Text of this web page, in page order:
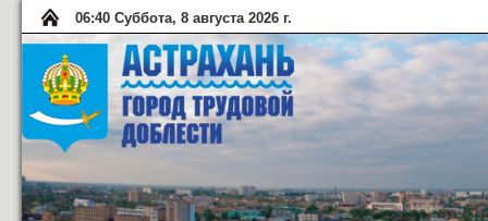
06:40 Суббота, 8 августа 2026 г.